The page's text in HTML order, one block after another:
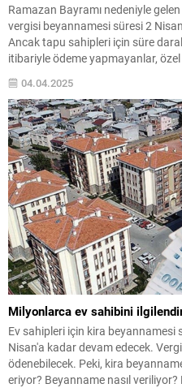
Ramazan Bayramı nedeniyle
vergisi beyannamesi süresi 2
Ancak tapu sahipleri için süre
itibariyle ödeme yapmayanlar, özel
bilmeniz gerekenler..
04.04.2025
Milyonlarca ev sahibini
Ev sahipleri için kira beyannamesi
Nisan'a kadar devam edecek.
ödenebilecek. Peki, kira
eriyor? Beyanname nasıl